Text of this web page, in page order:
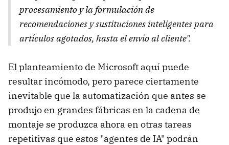
procesamiento y la formulación de
recomendaciones y sustituciones inteligentes para
artículos agotados, hasta el envío al cliente".
El planteamiento de Microsoft aquí puede
resultar incómodo, pero parece ciertamente
inevitable que la automatización que antes se
produjo en grandes fábricas en la cadena de
montaje se produzca ahora en otras tareas
repetitivas que estos "agentes de IA" podrán